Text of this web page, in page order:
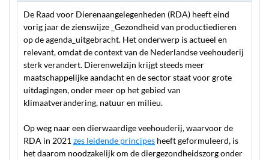
De Raad voor Dierenaangelegenheden (RDA) heeft eind
vorig jaar de zienswijze _Gezondheid van productiedieren
op de agenda_uitgebracht. Het onderwerp is actueel en
relevant, omdat de context van de Nederlandse veehouderij
sterk verandert. Dierenwelzijn krijgt steeds meer
maatschappelijke aandacht en de sector staat voor grote
uitdagingen, onder meer op het gebied van
klimaatverandering, natuur en milieu.
Op weg naar een dierwaardige veehouderij, waarvoor de
RDA in 2021 zes leidende principes heeft geformuleerd, is
het daarom noodzakelijk om de diergezondheidszorg onder